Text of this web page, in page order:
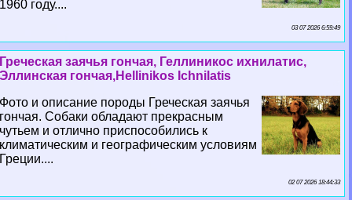
1960 году....
03 07 2026 6:59:49
Греческая заячья гончая, Геллиникос ихнилатис,
Эллинская гончая,Hellinikos Ichnilatis
Фото и описание породы Греческая заячья
гончая. Собаки обладают прекрасным
чутьем и отлично приспособились к
климатическим и географическим условиям
Греции....
02 07 2026 18:44:33